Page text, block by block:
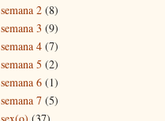
semana 2 (8)
semana 3 (9)
semana 4 (7)
semana 5 (2)
semana 6 (1)
semana 7 (5)